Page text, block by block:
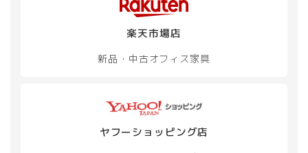
楽天市場店
新品・中古オフィス家具
ヤフーショッピング店